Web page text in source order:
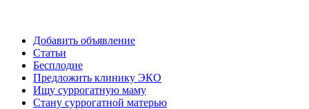
Добавить объявление
Статьи
Бесплодие
Предложить клинику ЭКО
Ищу суррогатную маму
Стану суррогатной матерью